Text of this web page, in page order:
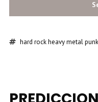
hard rockheavy metal